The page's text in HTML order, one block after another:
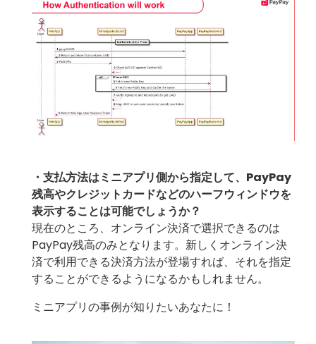
・支払方法はミニアプリ側から指定して、PayPay
残高やクレジットカードなどのハーフウィンドウを
表示することは可能でしょうか？
現在のところ、オンライン決済で選択できるのは
PayPay残高のみとなります。新しくオンライン決
済で利用できる決済方法が登場すれば、それを指定
することができるようになるかもしれません。
ミニアプリの事例が知りたいあなたに！